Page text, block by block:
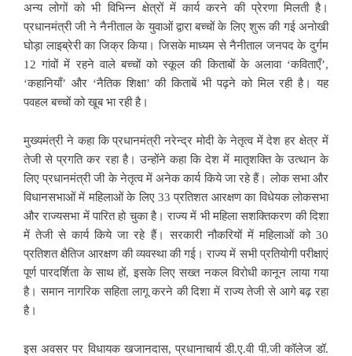
अन्य लोगों को भी विभिन्न क्षेत्रों में कार्य करने की प्रेरणा मिलती है।
प्रधानमंत्री जी ने नैनीताल के युवाओं द्वारा बच्चों के लिए शुरू की गई अनोखी
घोड़ा लाइब्रेरी का जिक्र किया। जिसके माध्यम से नैनीताल जनपद के दुर्गम
12 गांवों में रहने वाले बच्चों को स्कूल की किताबों के अलावा ‘कविताएँ’,
‘कहानियाँ’ और ‘नैतिक शिक्षा’ की किताबें भी पढ़ने को मिल रही है। यह
पवहल बच्चों को खूब भा रही है।
मुख्यमंत्री ने कहा कि प्रधानमंत्री नरेन्द्र मोदी के नेतृत्व में देश हर क्षेत्र में
तेजी से प्रगति कर रहा है। उन्होंने कहा कि देश में मातृशक्ति के उत्थान के
लिए प्रधानमंत्री जी के नेतृत्व में अनेक कार्य किये जा रहे हैं। लोक सभा और
विधानसभाओं में महिलाओं के लिए 33 प्रतिशत आरक्षण का विधेयक लोकसभा
और राज्यसभा में पारित हो चुका है। राज्य में भी महिला सशक्तिकरण की दिशा
में तेजी से कार्य किये जा रहे हैं। सरकारी नौकरियों में महिलाओं को 30
प्रतिशत क्षैतिज आरक्षण की व्यवस्था की गई। राज्य में सभी प्रतियोगी परीक्षाएं
पूर्ण पारदर्शिता के साथ हों, इसके लिए सख्त नकल विरोधी कानून लाया गया
है। समान नागरिक सहिता लागू करने की दिशा में राज्य तेजी से आगे बढ़ रहा
है।
इस अवसर पर विधायक खजानदास, प्रधानाचार्य डी.ए.वी पी.जी कॉलेज डॉ.